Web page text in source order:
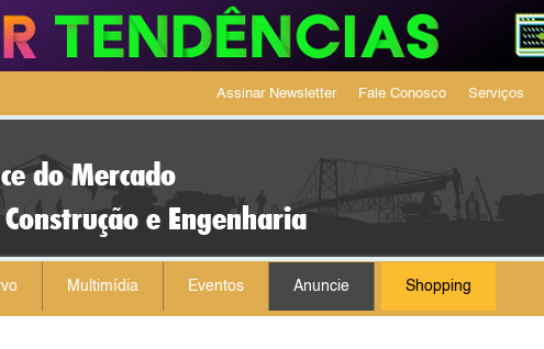
Assinar Newsletter Fale Conosco Serviços
do Mercado
e Engenharia
Multimídia Eventos Anuncie Shopping